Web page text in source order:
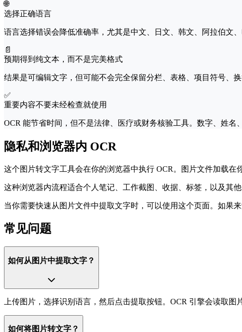
🌐
选择正确语言
语言选择错误会降低准确率，尤其是中文、日文、韩文、阿拉伯文
📄
预期得到纯文本，而不是完美格式
结果是可编辑文字，但可能不会完全保留分栏、表格、项目符号、
✅
重要内容不要未经检查就使用
OCR 能节省时间，但不是法律、医疗或财务核验工具。数字、姓名
隐私和浏览器内 OCR
这个图片转文字工具会在你的浏览器中执行 OCR。图片文件加载
这种浏览器内流程适合个人笔记、工作截图、收据、标签，以及其
当你需要快速从图片文件中提取文字时，可以使用这个页面。如果
常见问题
如何从图片中提取文字？
上传图片，选择识别语言，然后点击提取按钮。OCR 引擎会读取
如何将图片转文字？